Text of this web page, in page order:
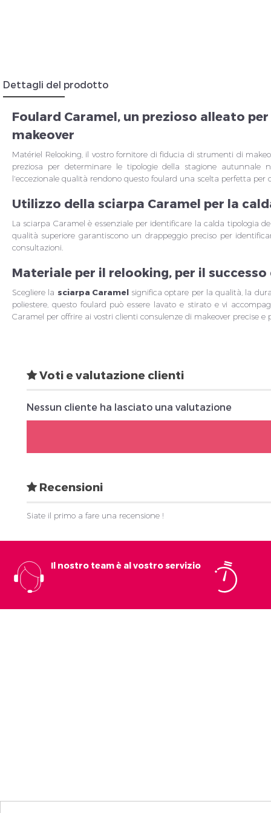
Dettagli del prodotto
Foulard Caramel, un prezioso alleato
makeover
Matériel Relooking, il vostro fornitore di fiducia di strumenti di
preziosa per determinare le tipologie della stagione autunnale
l'eccezionale qualità rendono questo foulard una scelta perfetta per
Utilizzo della sciarpa Caramel per la
La sciarpa Caramel è essenziale per identificare la calda tipologia
qualità superiore garantiscono un drappeggio preciso per
consultazioni.
Materiale per il relooking, per il
Scegliere la sciarpa Caramelsignifica optare per la qualità, la
poliestere, questo foulard può essere lavato e stirato e vi
Caramel per offrire ai vostri clienti consulenze di makeover precise e
Voti e valutazione clienti
Nessun cliente ha lasciato una valutazione
Recensioni
Siate il primo a fare una recensione !
Il nostro team è al vostro servizio